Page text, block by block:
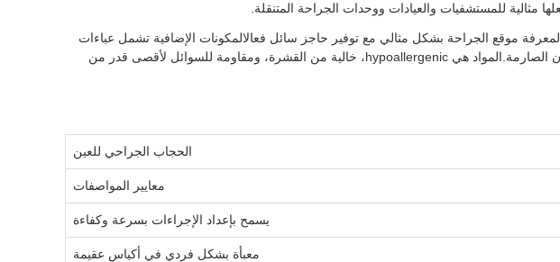
للمستشفيات والعيادات ووحدات الجراحة المتنقلة.
موقع الجراحة بشكل مثالي مع توفير حاجز سائل فعالالمكونات الإضافية تشمل عباءات
جراحية معقمة، وسائد العين، وشاشات امتصاص، وأشرطة إضافية - جميعها تم اختيارها لتلبية متطلبات جراحة العيون الصارمة.المواد هي hypoallergenic، خالية من القشرة، ومقاومة للسوائل لأقصى قدر من
الحجاب الجراحي للعين
معايير المواصفات
يسمح بإعداد الإجراءات بسرعة وكفاءة
معبأة بشكل فردي في أكياس عقيمة